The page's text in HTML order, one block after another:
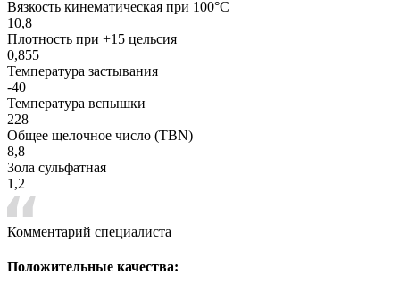
Вязкость кинематическая при 100°С
10,8
Плотность при +15 цельсия
0,855
Температура застывания
-40
Температура вспышки
228
Общее щелочное число (TBN)
8,8
Зола сульфатная
1,2
Комментарий специалиста
Положительные качества: